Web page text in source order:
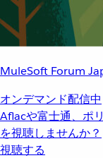
MuleSoft Forum
オンデマンド配信中
Aflacや富士通、ポ
を視聴しませんか？
視聴する